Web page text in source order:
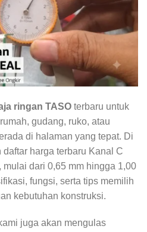
ringan TASO terbaru untuk
gudang, ruko, atau
di halaman yang tepat. Di
harga terbaru Kanal C
dari 0,65 mm hingga 1,00
fungsi, serta tips memilih
kebutuhan konstruksi.
juga akan mengulas